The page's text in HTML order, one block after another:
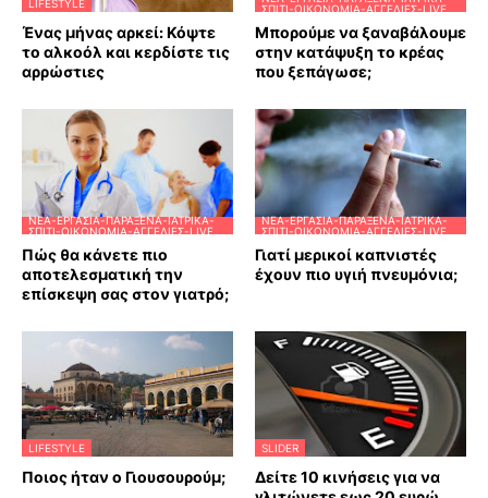
LIFESTYLE
Ένας μήνας αρκεί: Κόψτε
το αλκοόλ και κερδίστε τις
αρρώστιες
ΣΠΊΤΙ-ΟΙΚΟΝΟΜΊΑ-ΑΓΓΕΛΊΕΣ-LIVE
Μπορούμε να ξαναβάλουμε
στην κατάψυξη το κρέας
που ξεπάγωσε;
ΝΈΑ-ΕΡΓΑΣΊΑ-ΠΑΡΆΞΕΝΑ-ΙΑΤΡΙΚΆ-
ΣΠΊΤΙ-ΟΙΚΟΝΟΜΊΑ-ΑΓΓΕΛΊΕΣ-LIVE
Πώς θα κάνετε πιο
αποτελεσματική την
επίσκεψη σας στον γιατρό;
ΝΈΑ-ΕΡΓΑΣΊΑ-ΠΑΡΆΞΕΝΑ-ΙΑΤΡΙΚΆ-
ΣΠΊΤΙ-ΟΙΚΟΝΟΜΊΑ-ΑΓΓΕΛΊΕΣ-LIVE
Γιατί μερικοί καπνιστές
έχουν πιο υγιή πνευμόνια;
LIFESTYLE
Ποιος ήταν ο Γιουσουρούμ;
SLIDER
Δείτε 10 κινήσεις για να